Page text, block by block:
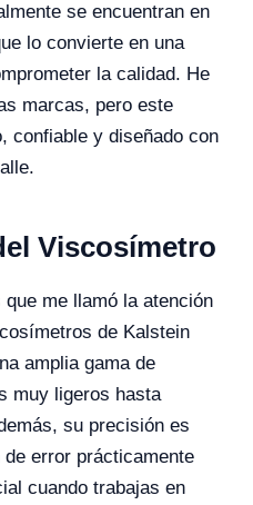
se encuentran en
lo convierte en una
la calidad. He
marcas, pero este
confiable y diseñado con
Viscosímetro
me llamó la atención
de Kalstein
amplia gama de
muy ligeros hasta
su precisión es
error prácticamente
cuando trabajas en